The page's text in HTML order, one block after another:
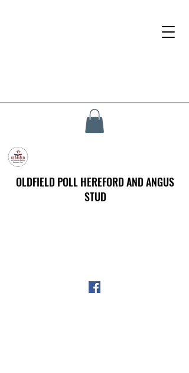
OLDFIELD POLL HEREFORD AND ANGUS
STUD